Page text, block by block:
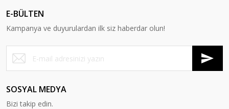
E-BÜLTEN
Kampanya ve duyurulardan ilk siz haberdar olun!
SOSYAL MEDYA
Bizi takip edin.